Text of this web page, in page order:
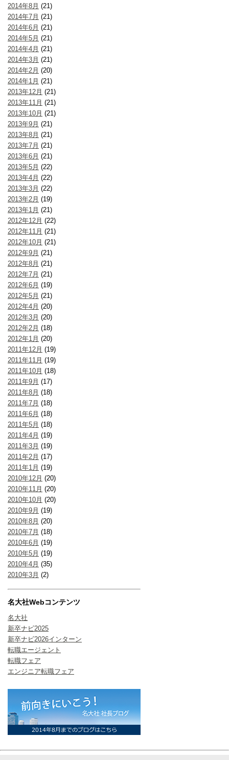
2014年8月 (21)
2014年7月 (21)
2014年6月 (21)
2014年5月 (21)
2014年4月 (21)
2014年3月 (21)
2014年2月 (20)
2014年1月 (21)
2013年12月 (21)
2013年11月 (21)
2013年10月 (21)
2013年9月 (21)
2013年8月 (21)
2013年7月 (21)
2013年6月 (21)
2013年5月 (22)
2013年4月 (22)
2013年3月 (22)
2013年2月 (19)
2013年1月 (21)
2012年12月 (22)
2012年11月 (21)
2012年10月 (21)
2012年9月 (21)
2012年8月 (21)
2012年7月 (21)
2012年6月 (19)
2012年5月 (21)
2012年4月 (20)
2012年3月 (20)
2012年2月 (18)
2012年1月 (20)
2011年12月 (19)
2011年11月 (19)
2011年10月 (18)
2011年9月 (17)
2011年8月 (18)
2011年7月 (18)
2011年6月 (18)
2011年5月 (18)
2011年4月 (19)
2011年3月 (19)
2011年2月 (17)
2011年1月 (19)
2010年12月 (20)
2010年11月 (20)
2010年10月 (20)
2010年9月 (19)
2010年8月 (20)
2010年7月 (18)
2010年6月 (19)
2010年5月 (19)
2010年4月 (35)
2010年3月 (2)
名大社Webコンテンツ
名大社
新卒ナビ2025
新卒ナビ2026インターン
転職エージェント
転職フェア
エンジニア転職フェア